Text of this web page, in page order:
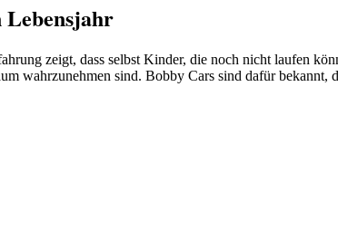
zeigt, dass selbst Kinder, die noch nicht laufen
wahrzunehmen sind. Bobby Cars sind dafür bekannt,